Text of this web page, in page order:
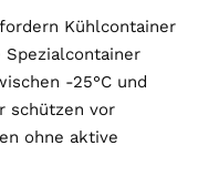
Kühlcontainer
-25°C und
schützen vor
ohne aktive